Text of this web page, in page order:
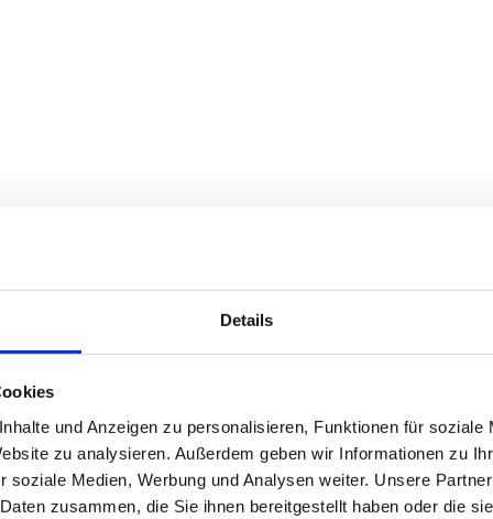
Details
und Anzeigen zu personalisieren, Funktionen für soziale
zu analysieren. Außerdem geben wir Informationen zu
soziale Medien, Werbung und Analysen weiter. Unsere
zusammen, die Sie ihnen bereitgestellt haben oder die